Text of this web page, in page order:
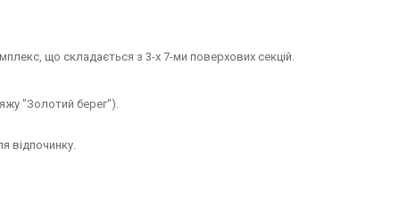
що складається з 3-х 7-ми поверхових секцій.
"Золотий берег").
відпочинку.